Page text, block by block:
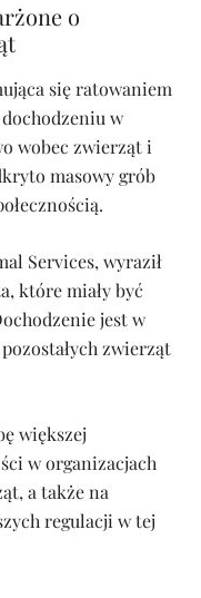
o
się ratowaniem
w
wobec zwierząt i
masowy grób
Services, wyraził
które miały być
jest w
zwierząt
większej
w organizacjach
a także na
regulacji w tej